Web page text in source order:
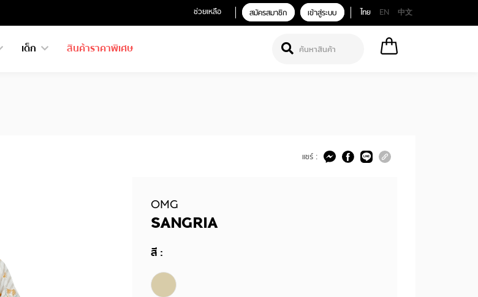
ช่วยเหลือ สมัครสมาชิก เข้าสู่ระบบ ไทย EN 中文
เด็ก สินค้าราคาพิเศษ
แชร์ :
OMG
SANGRIA
สี :